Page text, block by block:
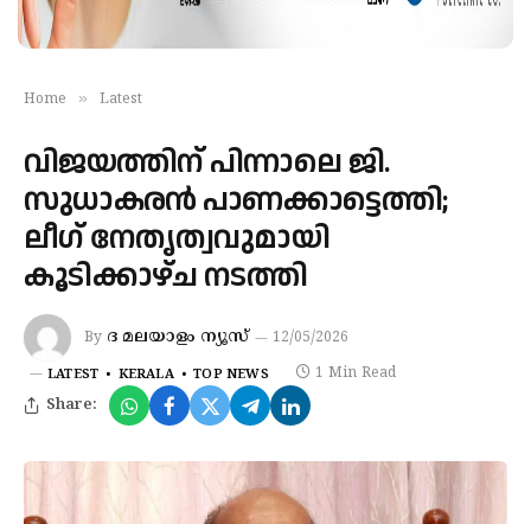
Home » Latest
വിജയത്തിന് പിന്നാലെ ജി.
സുധാകരൻ പാണക്കാട്ടെത്തി;
ലീഗ് നേതൃത്വവുമായി
കൂടിക്കാഴ്ച നടത്തി
By ദ മലയാളം ന്യൂസ് 12/05/2026
LATEST KERALA TOP NEWS 1 Min Read
Share: